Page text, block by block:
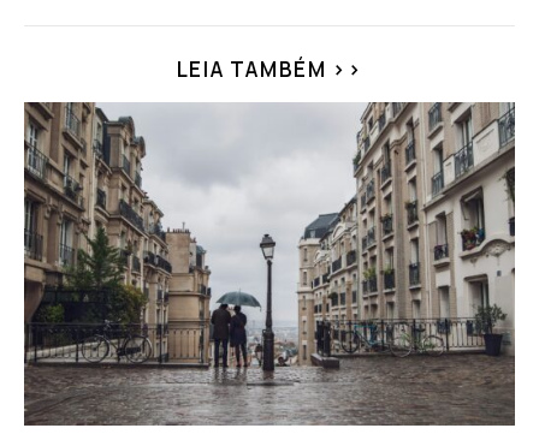
LEIA TAMBÉM >>